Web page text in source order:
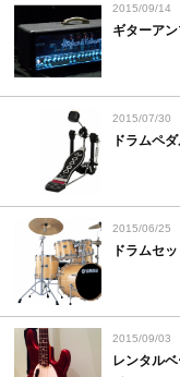
2015/09/14
ギターア
2015/07/30
ドラムペ
2015/06/25
ドラムセ
2015/09/03
レンタル